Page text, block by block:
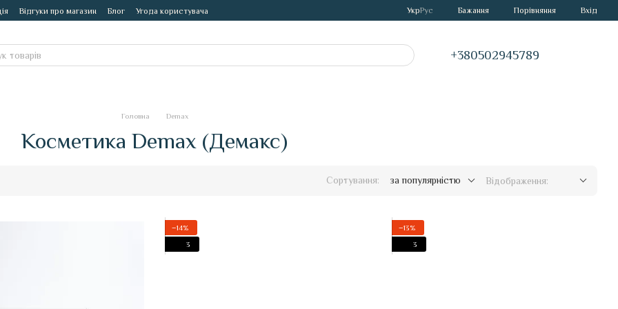
Відгуки про магазин Блог Угода користувача УкрРус Бажання Порівняння Вхід
+380502945789
Головна Demax
Косметика Demax (Демакс)
Сортування: за популярністю Відображення:
−14%
3
−13%
3